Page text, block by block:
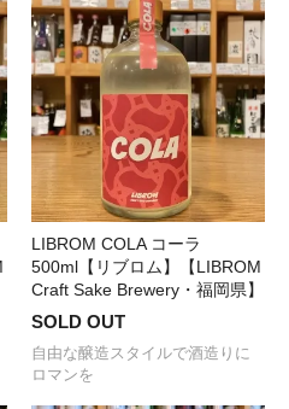
LIBROM COLA コーラ
500ml【リブロム】【LIBROM
Craft Sake Brewery・福岡県】
SOLD OUT
自由な醸造スタイルで酒造りに
ロマンを